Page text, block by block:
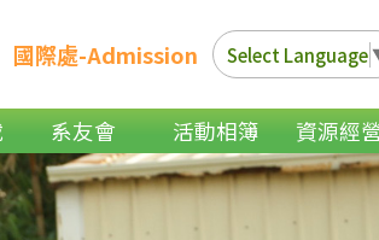
國際處-Admission Select Language
系友會 活動相簿 資源經